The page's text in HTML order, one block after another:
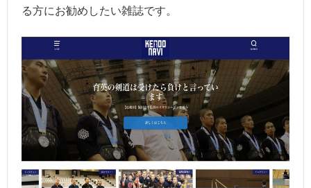
る方にお勧めしたい雑誌です。